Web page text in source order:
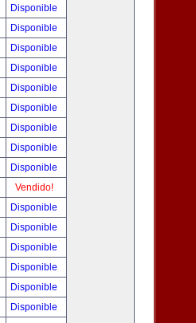
Disponible
Disponible
Disponible
Disponible
Disponible
Disponible
Disponible
Disponible
Disponible
Vendido!
Disponible
Disponible
Disponible
Disponible
Disponible
Disponible